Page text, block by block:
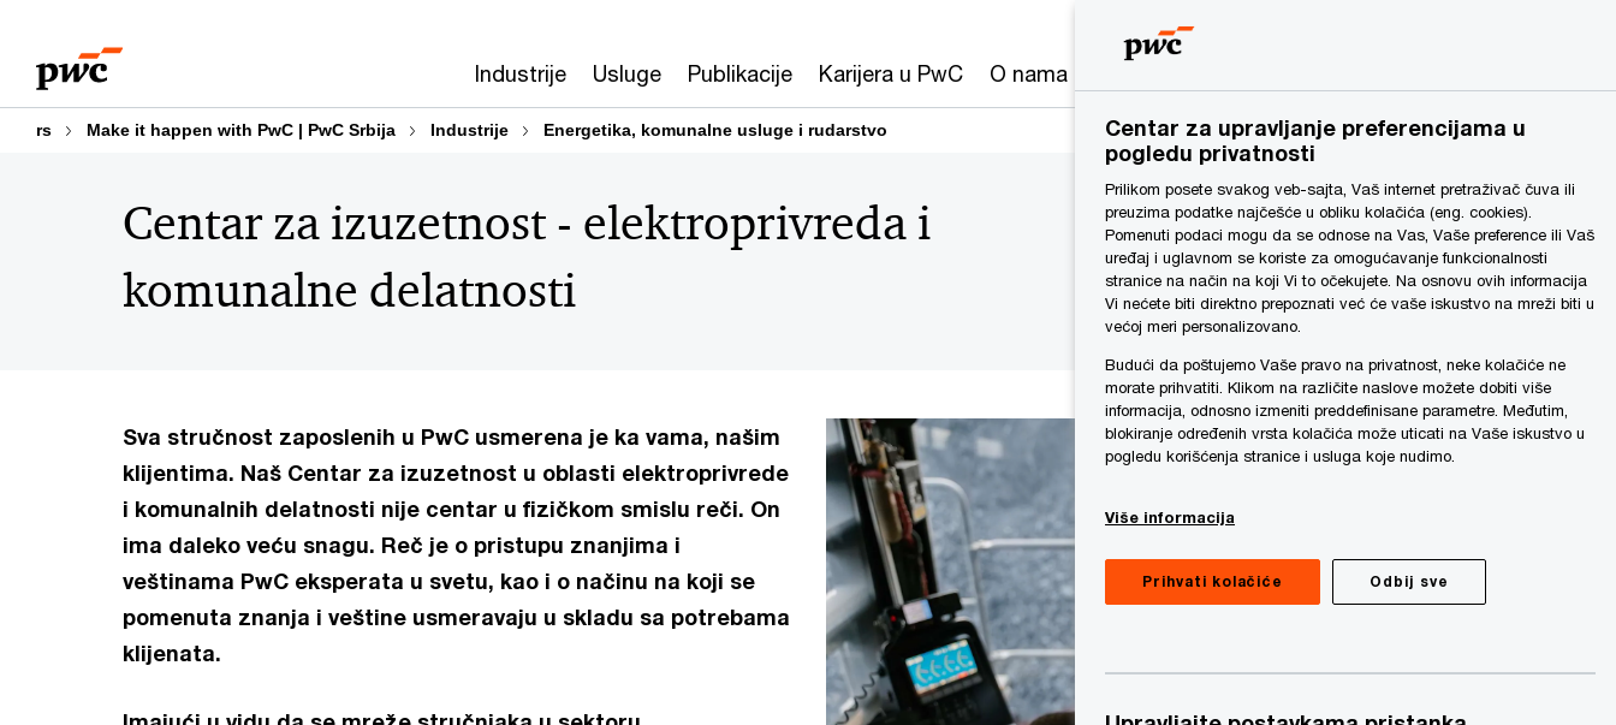
content
footer
Industrije Usluge Publikacije Karijera u PwC O nama
rs Make it happen with PwC | PwC Srbija Industrije Energetika, komunalne usluge i rudarstvo
Centar za izuzetnost - elektroprivreda i
komunalne delatnosti
Sva stručnost zaposlenih u PwC usmerena je ka vama, našim
klijentima. Naš Centar za izuzetnost u oblasti elektroprivrede
i komunalnih delatnosti nije centar u fizičkom smislu reči. On
ima daleko veću snagu. Reč je o pristupu znanjima i
veštinama PwC eksperata u svetu, kao i o načinu na koji se
pomenuta znanja i veštine usmeravaju u skladu sa potrebama
klijenata.
Centar za upravljanje preferencijama u
pogledu privatnosti
Prilikom posete svakog veb-sajta, Vaš internet pretraživač čuva ili
preuzima podatke najčešće u obliku kolačića (eng. cookies).
Pomenuti podaci mogu da se odnose na Vas, Vaše preference ili Vaš
uređaj i uglavnom se koriste za omogućavanje funkcionalnosti
stranice na način na koji Vi to očekujete. Na osnovu ovih informacija
Vi nećete biti direktno prepoznati već će vaše iskustvo na mreži biti u
većoj meri personalizovano.
Budući da poštujemo Vaše pravo na privatnost, neke kolačiće ne
morate prihvatiti. Klikom na različite naslove možete dobiti više
informacija, odnosno izmeniti preddefinisane parametre. Međutim,
blokiranje određenih vrsta kolačića može uticati na Vaše iskustvo u
pogledu korišćenja stranice i usluga koje nudimo.
Više informacija
Odbij sve
Prihvati kolačiće